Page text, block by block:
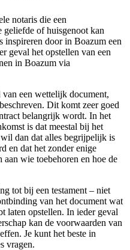
notaris die een
geliefde of huisgenoot kan
inspireren door in Boazum een
geval het opstellen van een
in Boazum via
van een wettelijk document,
Dit komt zeer goed
belangrijk wordt. In het
is dat meestal bij het
dan dat alles begrijpelijk is
en dat het zonder enige
wie toebehoren en hoe de
tot bij een testament – niet
van het document wat
laten opstellen. In ieder geval
kan de voorwaarden van
Je kunt het beste in
vragen.